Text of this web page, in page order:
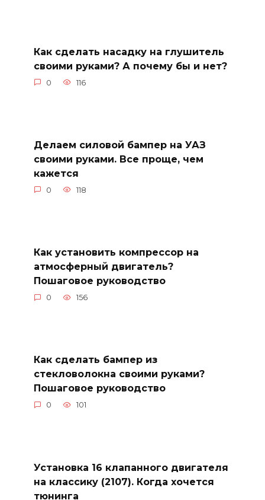
Как сделать насадку на глушитель
своими руками? А почему бы и нет?
0 116
Делаем силовой бампер на УАЗ
своими руками. Все проще, чем
кажется
0 118
Как установить компрессор на
атмосферный двигатель?
Пошаговое руководство
0 156
Как сделать бампер из
стекловолокна своими руками?
Пошаговое руководство
0 101
Установка 16 клапанного двигателя
на классику (2107). Когда хочется
тюнинга